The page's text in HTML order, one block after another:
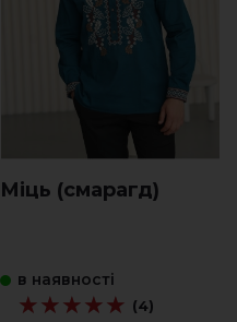
Міць (смарагд)
в наявності
★★★★★
★★★★★ (4)